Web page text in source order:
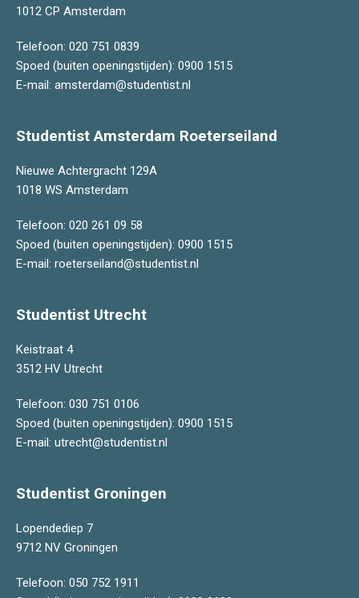
1012 CP Amsterdam
Telefoon: 020 751 0839
Spoed (buiten openingstijden): 0900 1515
E-mail: amsterdam@studentist.nl
Studentist Amsterdam Roeterseiland
Nieuwe Achtergracht 129A
1018 WS Amsterdam
Telefoon: 020 261 09 58
Spoed (buiten openingstijden): 0900 1515
E-mail: roeterseiland@studentist.nl
Studentist Utrecht
Keistraat 4
3512 HV Utrecht
Telefoon: 030 751 0106
Spoed (buiten openingstijden): 0900 1515
E-mail: utrecht@studentist.nl
Studentist Groningen
Lopendediep 7
9712 NV Groningen
Telefoon: 050 752 1911